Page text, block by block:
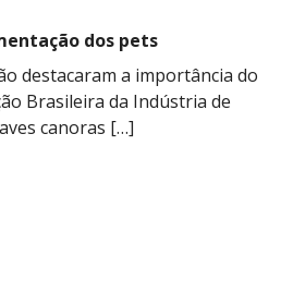
dos pets
destacaram a importância do
Brasileira da Indústria de
canoras […]